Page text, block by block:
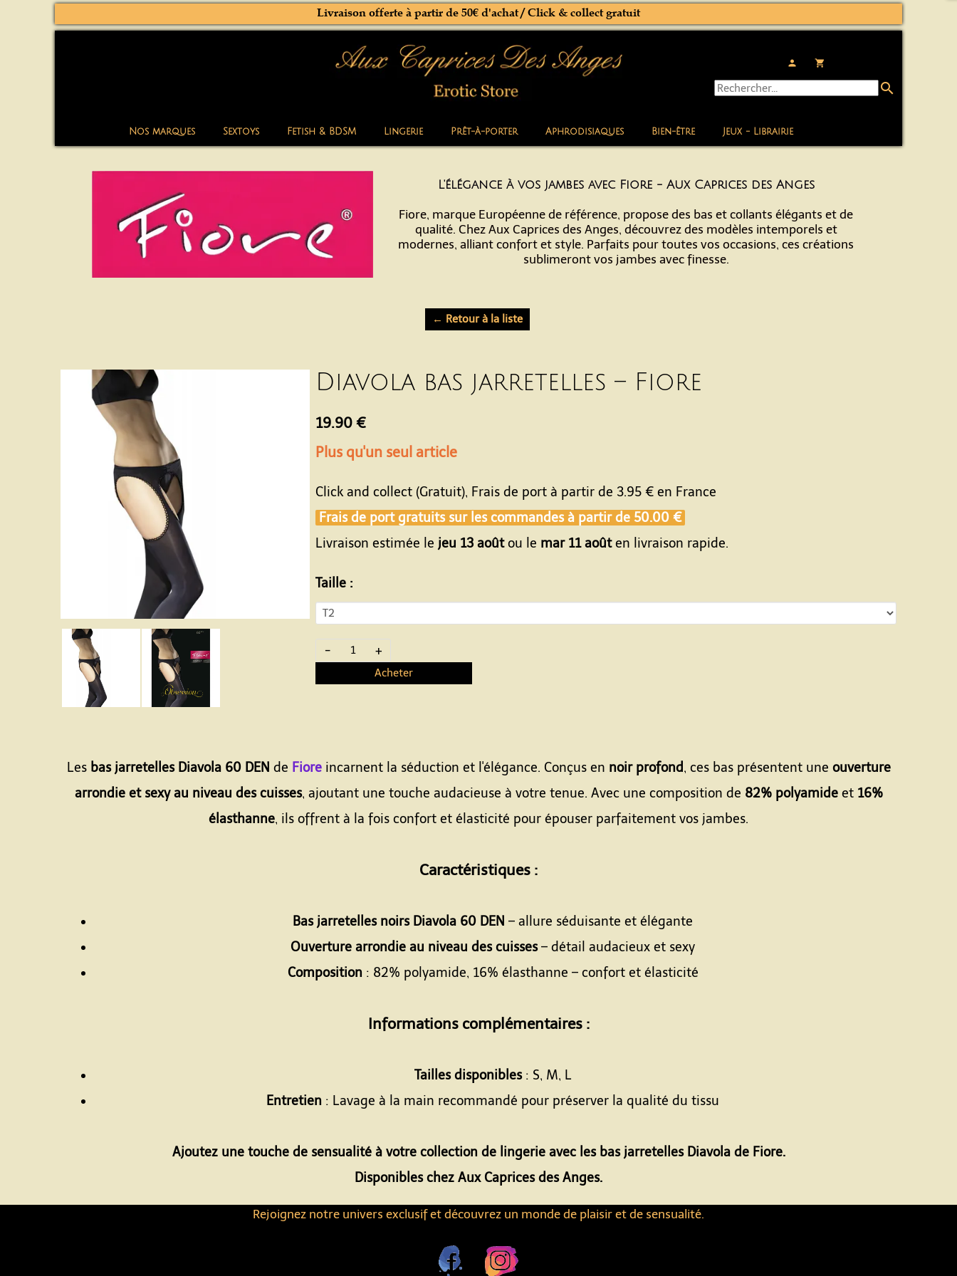
Nos marques Sextoys Fetish & BDSM Lingerie Prêt-à-porter Aphrodisiaques Bien-être Jeux - Librairie
person local_grocery_store
Livraison offerte à partir de 50€ d'achat / Click & collect gratuit
search
Rejoignez notre univers exclusif et découvrez un monde de plaisir et de sensualité.
L'élégance à vos jambes avec Fiore - Aux Caprices des Anges
Fiore, marque Européenne de référence, propose des bas et collants élégants et de
qualité. Chez Aux Caprices des Anges, découvrez des modèles intemporels et
modernes, alliant confort et style. Parfaits pour toutes vos occasions, ces créations
sublimeront vos jambes avec finesse.
← Retour à la liste
Diavola bas jarretelles – Fiore
19.90 €
Plus qu'un seul article
Click and collect (Gratuit), Frais de port à partir de 3.95 € en France
Frais de port gratuits sur les commandes à partir de 50.00 €
Livraison estimée le jeu 13 aoûtou le mar 11 aoûten livraison rapide.
Taille :
- +
Acheter
Les bas jarretelles Diavola 60 DEN de Fioreincarnent la séduction et l'élégance. Conçus en noir profond, ces bas présentent une ouverture
arrondie et sexy au niveau des cuisses, ajoutant une touche audacieuse à votre tenue. Avec une composition de 82% polyamideet 16%
élasthanne, ils offrent à la fois confort et élasticité pour épouser parfaitement vos jambes.
Caractéristiques :
Bas jarretelles noirs Diavola 60 DEN – allure séduisante et élégante
Ouverture arrondie au niveau des cuisses– détail audacieux et sexy
Composition : 82% polyamide, 16% élasthanne – confort et élasticité
Informations complémentaires :
Tailles disponibles: S, M, L
Entretien : Lavage à la main recommandé pour préserver la qualité du tissu
Ajoutez une touche de sensualité à votre collection de lingerie avec les bas jarretelles Diavola de Fiore.
Disponibles chez Aux Caprices des Anges.